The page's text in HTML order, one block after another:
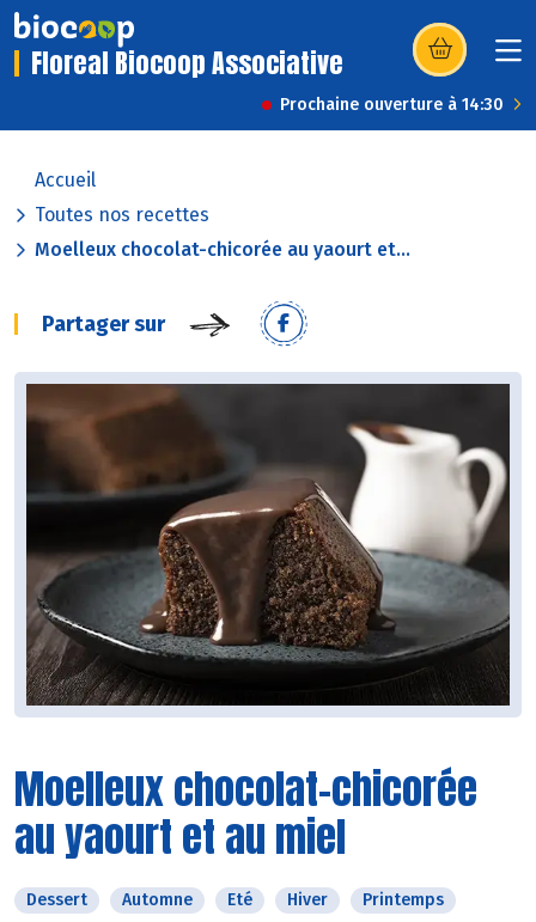
Floreal Biocoop Associative (s’ouvre dans
Prochaine ouverture à 14:30
Accueil
Toutes nos recettes
Moelleux chocolat-chicorée au yaourt et...
Partager sur
Moelleux chocolat-chicorée
au yaourt et au miel
Dessert Automne Eté Hiver Printemps